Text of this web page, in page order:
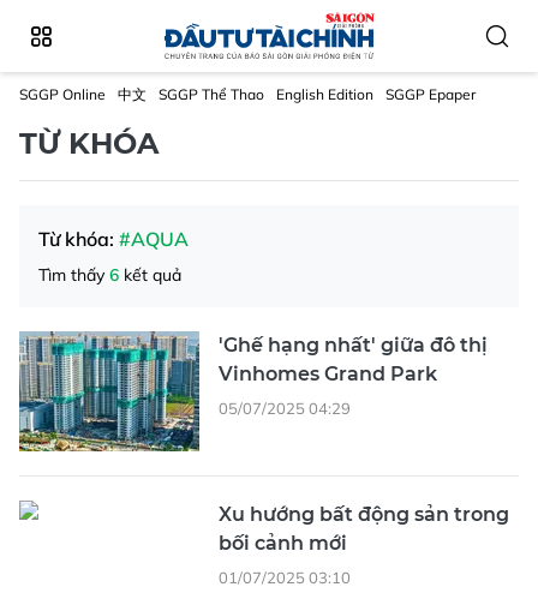
SGGP Online 中文 SGGP Thể Thao English Edition SGGP Epaper
TỪ KHÓA
Từ khóa: #AQUA
Tìm thấy 6 kết quả
'Ghế hạng nhất' giữa đô thị
Vinhomes Grand Park
05/07/2025 04:29
Xu hướng bất động sản trong
bối cảnh mới
01/07/2025 03:10